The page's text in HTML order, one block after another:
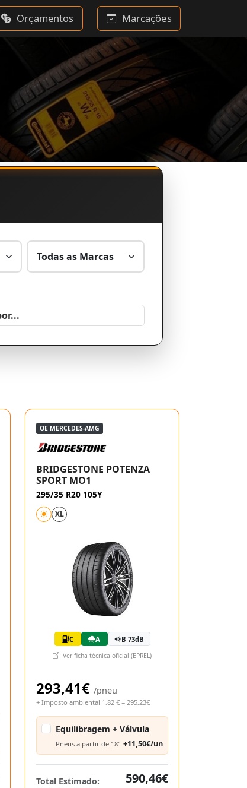
Orçamentos Marcações
OE MERCEDES-AMG
BRIDGESTONE POTENZA
SPORT MO1
295/35 R20 105Y
XL
C A B 73dB
Ver ficha técnica oficial (EPREL)
293,41€ /pneu
+ Imposto ambiental 1,82 € = 295,23€
Equilibragem + Válvula
Pneus a partir de 18" +11,50€/un
Total Estimado:
590,46€